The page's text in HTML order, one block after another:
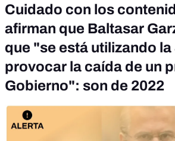
Cuidado con los
afirman que Baltasar
que "se está utilizando
provocar la caída de un
Gobierno": son de 2022